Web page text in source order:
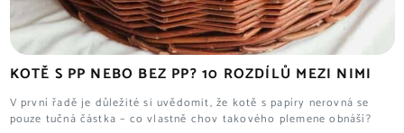
KOTĚ S PP NEBO BEZ PP? 10 ROZDÍLŮ MEZI NIMI
V první řadě je důležité si uvědomit, že kotě s papíry nerovná se
pouze tučná částka – co vlastně chov takového plemene obnáší?